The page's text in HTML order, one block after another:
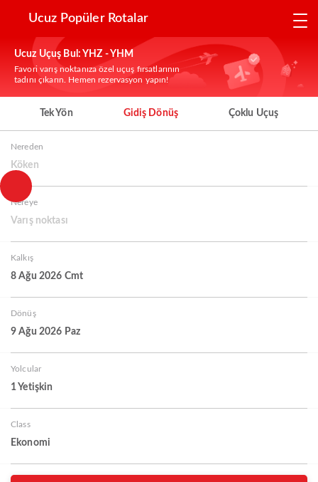
Ucuz Popüler Rotalar
Ucuz Uçuş Bul: YHZ - YHM
Favori varış noktanıza özel uçuş fırsatlarının
tadını çıkarın. Hemen rezervasyon yapın!
Tek Yön Gidiş Dönüş Çoklu Uçuş
Nereden
Köken
Nereye
Varış noktası
Kalkış
8 Ağu 2026 Cmt
Dönüş
9 Ağu 2026 Paz
Yolcular
1 Yetişkin
Class
Ekonomi